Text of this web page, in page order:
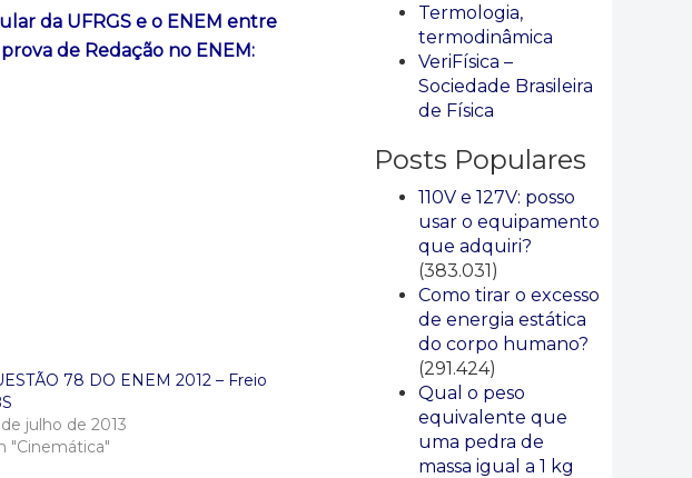
da UFRGS e o ENEM entre
de Redação no ENEM:
78 DO ENEM 2012 – Freio
julho de 2013
"Cinemática"
Termologia,
termodinâmica
VeriFísica –
Sociedade Brasileira
de Física
Posts Populares
110V e 127V: posso
usar o equipamento
que adquiri?
(383.031)
Como tirar o excesso
de energia estática
do corpo humano?
(291.424)
Qual o peso
equivalente que
uma pedra de
massa igual a 1 kg